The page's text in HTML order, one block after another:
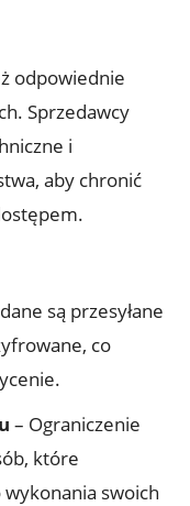
odpowiednie
Sprzedawcy
i
aby chronić
są przesyłane
co
– Ograniczenie
które
swoich